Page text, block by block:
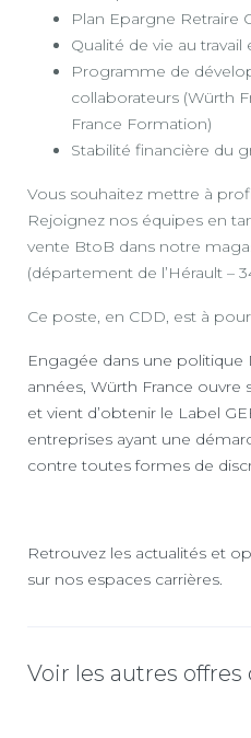
Plan Epargne Retraire
Qualité de vie au travail
Programme de
collaborateurs (Würth
France Formation)
Stabilité financière du
Vous souhaitez mettre à
Rejoignez nos équipes en
vente BtoB dans notre
(département de l’Hérault –
Ce poste, en CDD, est à
Engagée dans une politique
années, Würth France ouvre
et vient d’obtenir le Label
entreprises ayant une
contre toutes formes de
Retrouvez les actualités et
sur nos espaces carrières.
Voir les autres